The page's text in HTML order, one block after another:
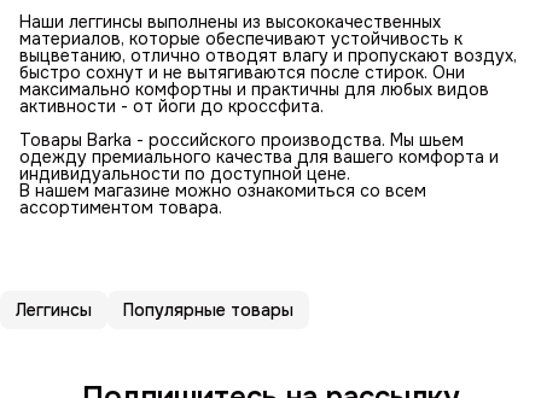
Наши леггинсы выполнены из высококачественных
материалов, которые обеспечивают устойчивость к
выцветанию, отлично отводят влагу и пропускают воздух,
быстро сохнут и не вытягиваются после стирок. Они
максимально комфортны и практичны для любых видов
активности - от йоги до кроссфита.
Товары Barka - российского производства. Мы шьем
одежду премиального качества для вашего комфорта и
индивидуальности по доступной цене.
В нашем магазине можно ознакомиться со всем
ассортиментом товара.
Леггинсы Популярные товары